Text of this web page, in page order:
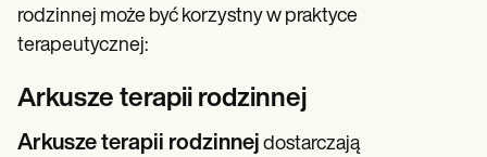
rodzinnej może być korzystny w praktyce
terapeutycznej:
Arkusze terapii rodzinnej
Arkusze terapii rodzinnej dostarczają